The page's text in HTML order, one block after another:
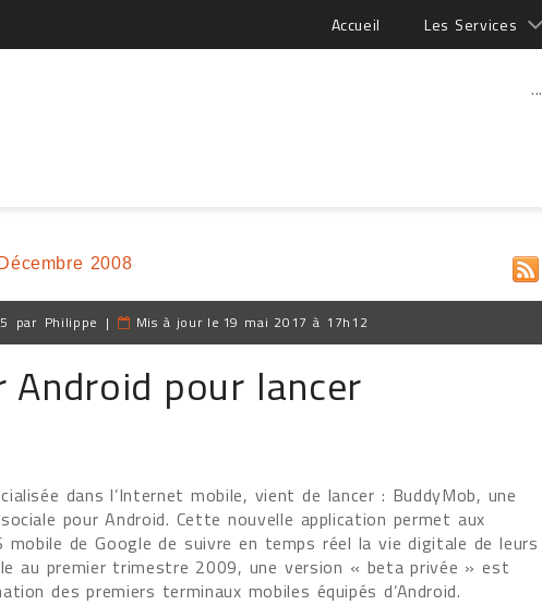
Accueil Les Services
...
Décembre 2008
par Philippe | Mis à jour le 19 mai 2017 à 17h12
Android pour lancer
dans l’Internet mobile, vient de lancer : BuddyMob, une
pour Android. Cette nouvelle application permet aux
mobile de Google de suivre en temps réel la vie digitale de leurs
au premier trimestre 2009, une version « beta privée » est
des premiers terminaux mobiles équipés d’Android.